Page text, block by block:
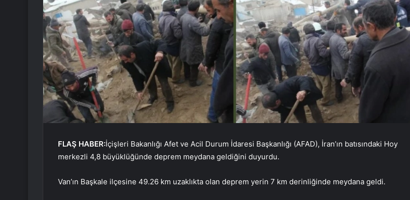
FLAŞ HABER:İçişleri Bakanlığı Afet ve Acil Durum İdaresi Başkanlığı (AFAD), İran’ın batısındaki Hoy
merkezli 4,8 büyüklüğünde deprem meydana geldiğini duyurdu.
Van’ın Başkale ilçesine 49.26 km uzaklıkta olan deprem yerin 7 km derinliğinde meydana geldi.